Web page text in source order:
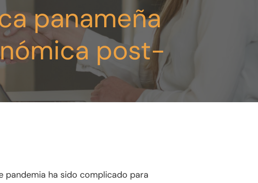
panameña
post-
ha sido complicado para